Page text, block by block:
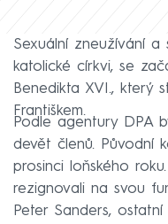
Sexuální zneužívání a
katolické církvi, se
Benedikta XVI., který
Františkem.
Podle agentury DPA
devět členů. Původní
prosinci loňského
rezignovali na svou
Peter Sanders,